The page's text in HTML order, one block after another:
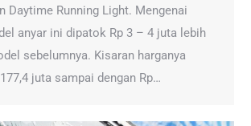
Daytime Running Light. Mengenai
anyar ini dipatok Rp 3 – 4 juta lebih
sebelumnya. Kisaran harganya
juta sampai dengan Rp…